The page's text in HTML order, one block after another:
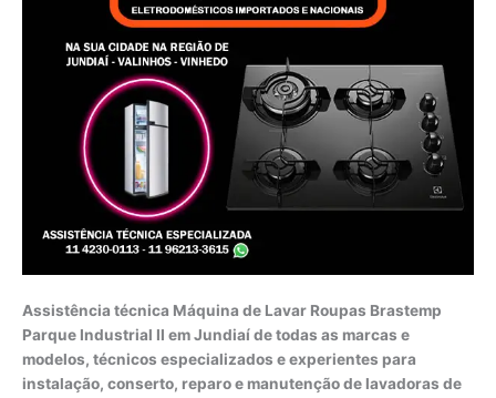
Assistência técnica Máquina de Lavar Roupas Brastemp
Parque Industrial II em Jundiaí de todas as marcas e
modelos, técnicos especializados e experientes para
instalação, conserto, reparo e manutenção de lavadoras de